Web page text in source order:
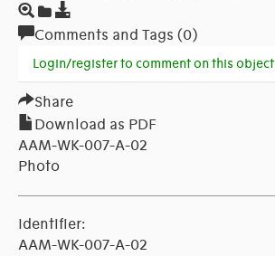
Comments and Tags (0)
Login/register to comment on this object
Share
Download as PDF
AAM-WK-007-A-02
Photo
Identifier:
AAM-WK-007-A-02